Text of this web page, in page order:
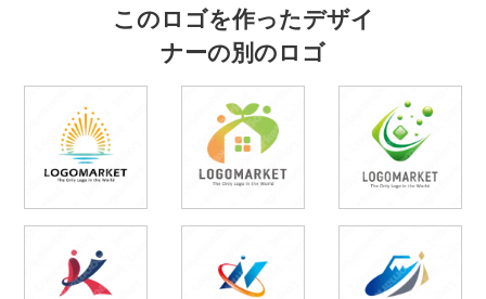
このロゴを作ったデザイ
ナーの別のロゴ